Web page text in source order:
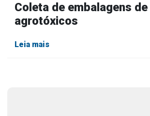
Coleta de embalagens de
agrotóxicos
Leia mais